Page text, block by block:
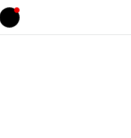
Iniciar
sesión